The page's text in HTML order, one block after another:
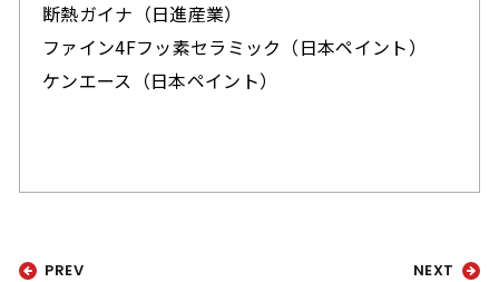
断熱ガイナ（日進産業）
ファイン4Fフッ素セラミック（日本ペイント）
ケンエース（日本ペイント）
PREV NEXT